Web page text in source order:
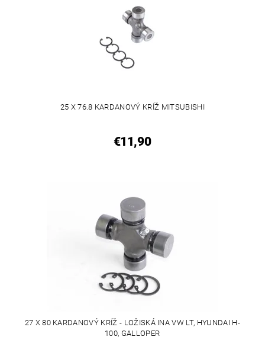
25 X 76.8 KARDANOVÝ KRÍŽ MITSUBISHI
€11,90
27 X 80 KARDANOVÝ KRÍŽ - LOŽISKÁ INA VW LT, HYUNDAI H-
100, GALLOPER